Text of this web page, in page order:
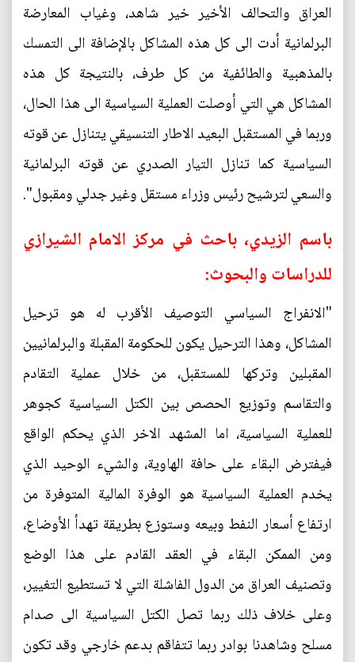
العراق والتحالف الأخير خير شاهد، وغياب المعارضة
البرلمانية أدت الى كل هذه المشاكل بالإضافة الى التمسك
بالمذهبية والطائفية من كل طرف، بالنتيجة كل هذه
المشاكل هي التي أوصلت العملية السياسية الى هذا الحال،
وربما في المستقبل البعيد الاطار التنسيقي يتنازل عن قوته
السياسية كما تنازل التيار الصدري عن قوته البرلمانية
والسعي لترشيح رئيس وزراء مستقل وغير جدلي ومقبول".
باسم الزيدي، باحث في مركز الامام الشيرازي
للدراسات والبحوث:
"الانفراج السياسي التوصيف الأقرب له هو ترحيل
المشاكل، وهذا الترحيل يكون للحكومة المقبلة والبرلمانيين
المقبلين وتركها للمستقبل، من خلال عملية التقادم
والتقاسم وتوزيع الحصص بين الكتل السياسية كجوهر
للعملية السياسية، اما المشهد الاخر الذي يحكم الواقع
فيفترض البقاء على حافة الهاوية، والشيء الوحيد الذي
يخدم العملية السياسية هو الوفرة المالية المتوفرة من
ارتفاع أسعار النفط وبيعه وستوزع بطريقة تهدأ الأوضاع،
ومن الممكن البقاء في العقد القادم على هذا الوضع
وتصنيف العراق من الدول الفاشلة التي لا تستطيع التغيير،
وعلى خلاف ذلك ربما تصل الكتل السياسية الى صدام
مسلح وشاهدنا بوادر ربما تتفاقم بدعم خارجي وقد تكون